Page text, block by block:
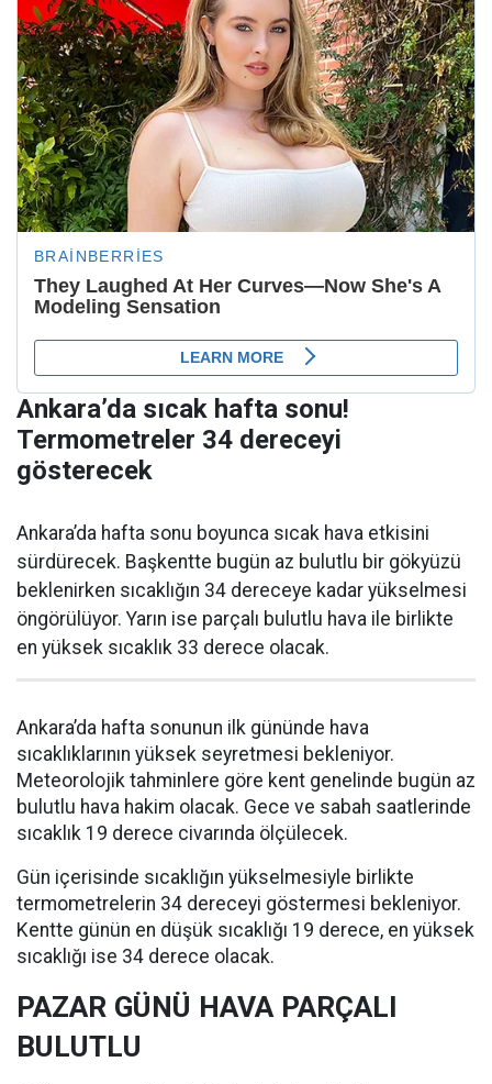
Ankara’da sıcak hafta sonu!
Termometreler 34 dereceyi
gösterecek
Ankara’da hafta sonu boyunca sıcak hava etkisini
sürdürecek. Başkentte bugün az bulutlu bir gökyüzü
beklenirken sıcaklığın 34 dereceye kadar yükselmesi
öngörülüyor. Yarın ise parçalı bulutlu hava ile birlikte
en yüksek sıcaklık 33 derece olacak.
Ankara’da hafta sonunun ilk gününde hava
sıcaklıklarının yüksek seyretmesi bekleniyor.
Meteorolojik tahminlere göre kent genelinde bugün az
bulutlu hava hakim olacak. Gece ve sabah saatlerinde
sıcaklık 19 derece civarında ölçülecek.
Gün içerisinde sıcaklığın yükselmesiyle birlikte
termometrelerin 34 dereceyi göstermesi bekleniyor.
Kentte günün en düşük sıcaklığı 19 derece, en yüksek
sıcaklığı ise 34 derece olacak.
PAZAR GÜNÜ HAVA PARÇALI
BULUTLU